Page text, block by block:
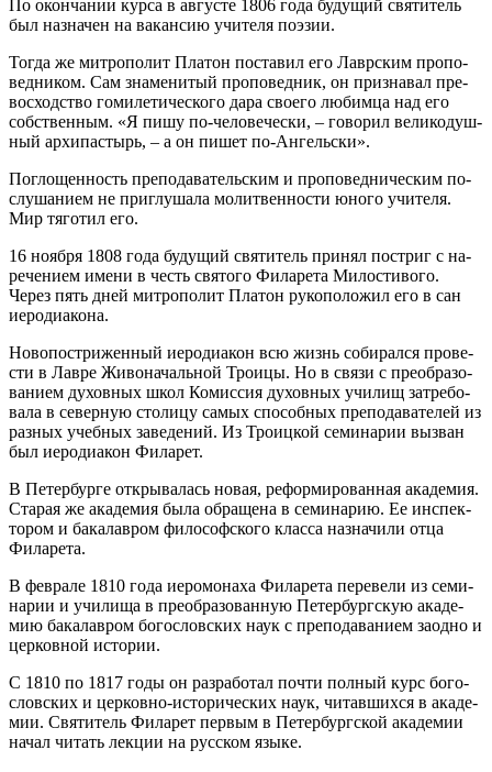
По окон­ча­нии кур­са в ав­гу­сте 1806 го­да бу­ду­щий свя­ти­тель
был на­зна­чен на ва­кан­сию учи­те­ля по­э­зии.
То­гда же мит­ро­по­лит Пла­тон по­ста­вил его Лавр­ским про­по­
вед­ни­ком. Сам зна­ме­ни­тый про­по­вед­ник, он при­зна­вал пре­
вос­ход­ство го­миле­ти­че­ско­го да­ра сво­е­го лю­бим­ца над его
соб­ствен­ным. «Я пи­шу по-че­ло­ве­че­ски, – го­во­рил ве­ли­ко­душ­
ный ар­хи­пас­тырь, – а он пи­шет по-Ан­гель­ски».
По­гло­щен­ность пре­по­да­ва­тель­ским и про­по­вед­ни­че­ским по­
слу­ша­ни­ем не при­глу­ша­ла мо­лит­вен­но­сти юно­го учи­те­ля.
Мир тя­го­тил его.
16 но­яб­ря 1808 го­да бу­ду­щий свя­ти­тель при­нял по­стриг с на­
ре­че­ни­ем име­ни в честь свя­то­го Фила­ре­та Ми­ло­сти­во­го.
Через пять дней мит­ро­по­лит Пла­тон ру­ко­по­ло­жил его в сан
иеро­ди­а­ко­на.
Но­во­по­стри­жен­ный иеро­ди­а­кон всю жизнь со­би­рал­ся про­ве­
сти в Лав­ре Жи­во­на­чаль­ной Тро­и­цы. Но в свя­зи с пре­об­ра­зо­
ва­ни­ем ду­хов­ных школ Ко­мис­сия ду­хов­ных учи­лищ за­тре­бо­
ва­ла в се­вер­ную сто­ли­цу са­мых спо­соб­ных пре­по­да­ва­те­лей из
раз­ных учеб­ных за­ве­де­ний. Из Тро­иц­кой се­ми­на­рии вы­зван
был иеро­ди­а­кон Фила­рет.
В Пе­тер­бур­ге от­кры­ва­лась но­вая, ре­фор­ми­ро­ван­ная ака­де­мия.
Ста­рая же ака­де­мия бы­ла об­ра­ще­на в се­ми­на­рию. Ее ин­спек­
то­ром и ба­ка­лав­ром фило­соф­ско­го клас­са на­зна­чи­ли от­ца
Фила­ре­та.
В фев­ра­ле 1810 го­да иеро­мо­на­ха Фила­ре­та пе­ре­ве­ли из се­ми­
на­рии и учи­ли­ща в пре­об­ра­зо­ван­ную Пе­тер­бург­скую ака­де­
мию ба­ка­лав­ром бо­го­слов­ских на­ук с пре­по­да­ва­ни­ем за­од­но и
цер­ков­ной ис­то­рии.
С 1810 по 1817 го­ды он раз­ра­бо­тал по­чти пол­ный курс бо­го­
слов­ских и цер­ков­но-ис­то­ри­че­ских на­ук, чи­тав­ших­ся в ака­де­
мии. Свя­ти­тель Фила­рет пер­вым в Пе­тер­бург­ской ака­де­мии
на­чал чи­тать лек­ции на рус­ском язы­ке.